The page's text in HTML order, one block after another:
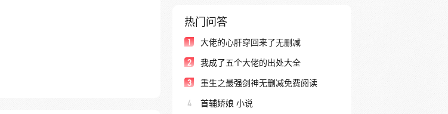
热门问答
1 大佬的心肝穿回来了无删减
2 我成了五个大佬的出处大全
3 重生之最强剑神无删减免费阅读
4 首辅娇娘 小说